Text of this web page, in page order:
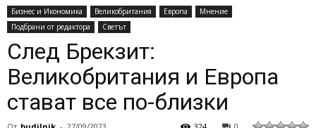
Бизнес и Икономика Великобритания Европа
Мнение
Подбрани от редактора
Светът
След Брекзит:
Великобритания и Европа
стават все по-близки